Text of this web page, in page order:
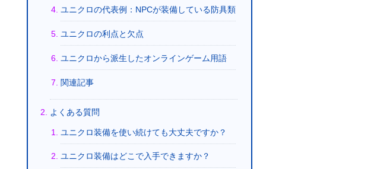
ユニクロの代表例：NPCが装備している防具類
ユニクロの利点と欠点
ユニクロから派生したオンラインゲーム用語
関連記事
よくある質問
ユニクロ装備を使い続けても大丈夫ですか？
ユニクロ装備はどこで入手できますか？